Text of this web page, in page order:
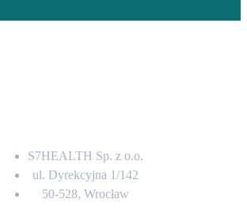
S7HEALTH Sp. z o.o.
ul. Dyrekcyjna 1/142
50-528, Wrocław